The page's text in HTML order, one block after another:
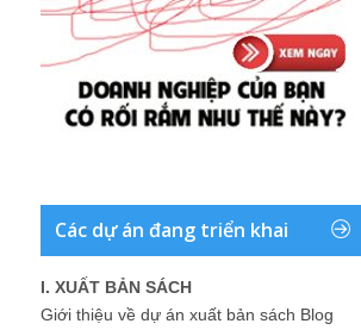
Các dự án đang triển khai
I. XUẤT BẢN SÁCH
Giới thiệu về dự án xuất bản sách Blog